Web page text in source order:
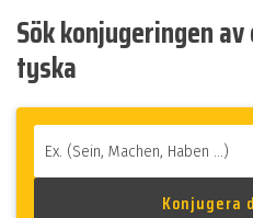
Sök konjugeringen
tyska